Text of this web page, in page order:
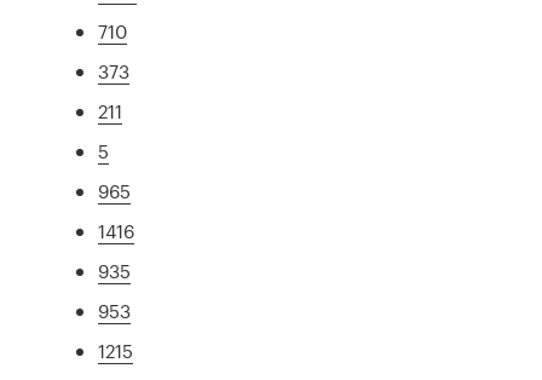
710
373
211
5
965
1416
935
953
1215